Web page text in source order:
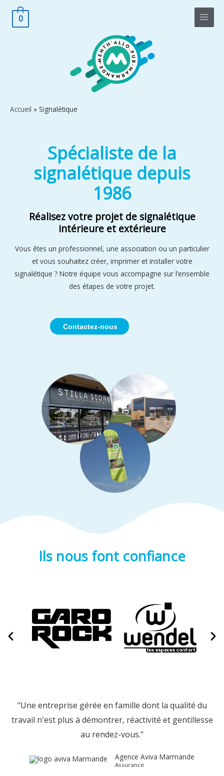
0
Accueil Signalétique
Spécialiste de la
signalétique depuis
1986
Réalisez votre projet de signalétique
intérieure et extérieure
Vous êtes un professionnel, une association ou un particulier
et vous souhaitez créer, imprimer et installer votre
signalétique ? Notre équipe vous accompagne sur l’ensemble
des étapes de votre projet.
Contactez-nous
Ils nous font confiance
"Une entreprise gérée en famille dont la qualité du
travail n'est plus à démontrer, réactivité et gentillesse
au rendez-vous."
Agence Aviva Marmande
Assurance